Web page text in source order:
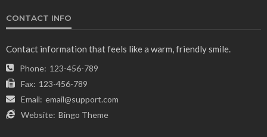
CONTACT INFO
Contact information that feels like a warm, friendly smile.
Phone: 123-456-789
Fax: 123-456-789
Email: email@support.com
Website: Bingo Theme